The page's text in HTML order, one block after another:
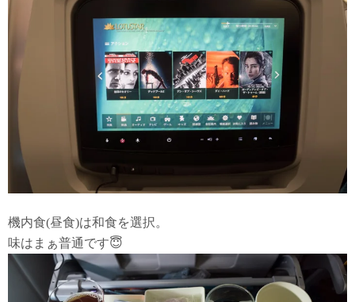
機内食(昼食)は和食を選択。
味はまぁ普通です😇